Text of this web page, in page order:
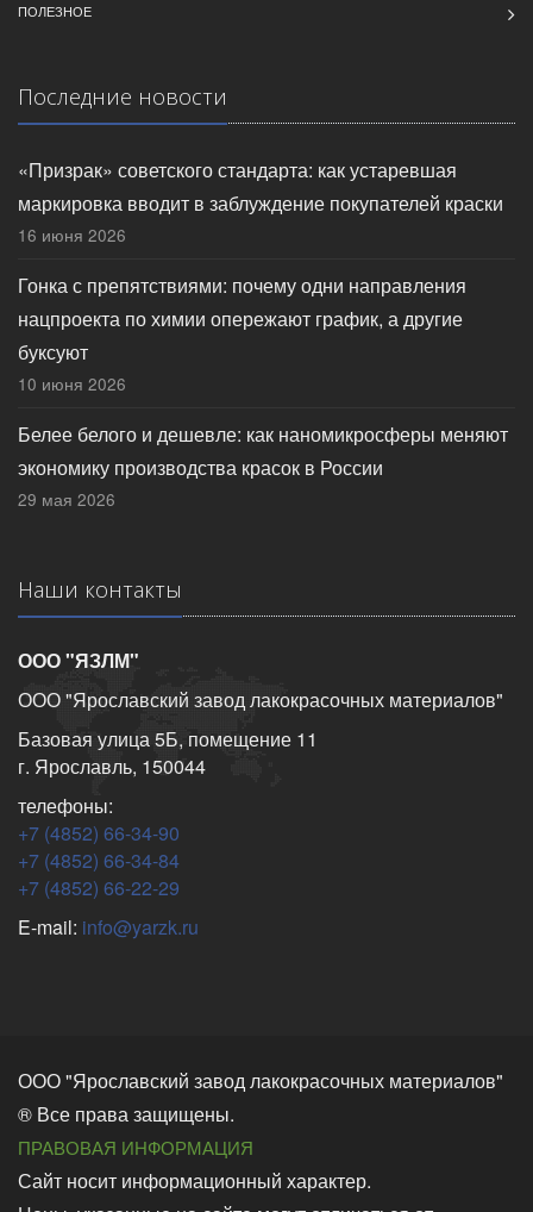
ПОЛЕЗНОЕ
Последние новости
«Призрак» советского стандарта: как устаревшая
маркировка вводит в заблуждение покупателей краски
16 июня 2026
Гонка с препятствиями: почему одни направления
нацпроекта по химии опережают график, а другие
буксуют
10 июня 2026
Белее белого и дешевле: как наномикросферы меняют
экономику производства красок в России
29 мая 2026
Наши контакты
ООО "ЯЗЛМ"
ООО "Ярославский завод лакокрасочных материалов"
Базовая улица 5Б, помещение 11
г. Ярославль, 150044
телефоны:
+7 (4852) 66-34-90
+7 (4852) 66-34-84
+7 (4852) 66-22-29
E-mail: info@yarzk.ru
ООО "Ярославский завод лакокрасочных материалов"
® Все права защищены.
ПРАВОВАЯ ИНФОРМАЦИЯ
Сайт носит информационный характер.